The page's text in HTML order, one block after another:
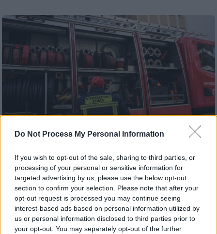
Do Not Process My Personal Information
If you wish to opt-out of the sale, sharing to third parties, or
processing of your personal or sensitive information for
targeted advertising by us, please use the below opt-out
section to confirm your selection. Please note that after your
opt-out request is processed you may continue seeing
interest-based ads based on personal information utilized by
us or personal information disclosed to third parties prior to
your opt-out. You may separately opt-out of the further
Ελλάδα|03.08.2025 18:49
Συνελήφθη άντρας για εμπρησμό στο
Μενίδι - Ο υπαίτιος έβαλε φωτιά σε
απορρίμματα
Θα οδηγηθεί στην αρμόδια Εισαγγελική αρχή